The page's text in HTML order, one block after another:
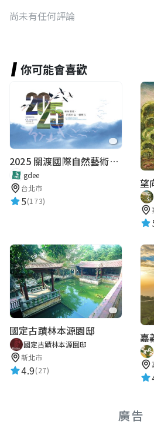
尚未有任何評論
你可能會喜歡
2025 關渡國際自然藝術季 Guandu International Nature Art Festival
gdee
台北市
5(173)
國定古蹟林本源園邸
國定古蹟林本源園邸
新北市
4.9(27)
嘉
廣告